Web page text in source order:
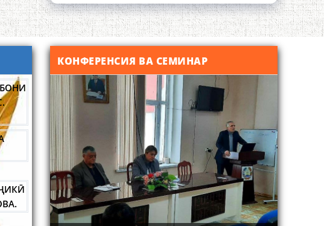
Қадамҷо - Лоҳутӣ
4-уми декабр- зодрӯзи шоири
абадзинда Абулқосим Лоҳутӣ
КОНФЕРЕНСИЯ ВА СЕМИНАР